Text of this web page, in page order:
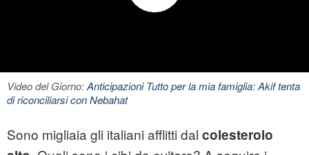
Video del Giorno:Anticipazioni Tutto per la mia famiglia: Akif tenta
di riconciliarsi con Nebahat
Sono migliaia gli italiani afflitti dal colesterolo